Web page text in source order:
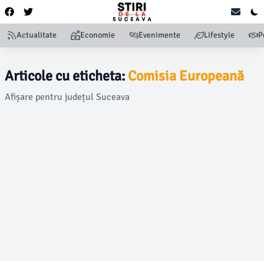
Actualitate Economie Evenimente Lifestyle
Articole cu eticheta: Comisia Europeană
Afișare pentru județul Suceava